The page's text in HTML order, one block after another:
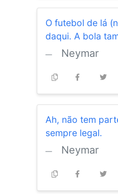
O futebol de lá
daqui. A bola
Neymar
Ah, não tem
sempre legal.
Neymar